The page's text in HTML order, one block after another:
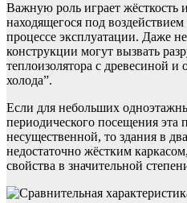
Важную роль играет жёсткость
находящегося под
процессе эксплуатации. Даже
конструкции могут вызвать
теплоизолятора с древесиной и
холода”.
Если для небольших
периодического посещения эта
несущественной, то здания в
недостаточно жёстким
свойства в значительной